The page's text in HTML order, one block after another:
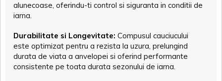
alunecoase, oferindu-ti control si siguranta in conditii de
iarna.
Durabilitate si Longevitate: Compusul cauciucului
este optimizat pentru a rezista la uzura, prelungind
durata de viata a anvelopei si oferind performante
consistente pe toata durata sezonului de iarna.